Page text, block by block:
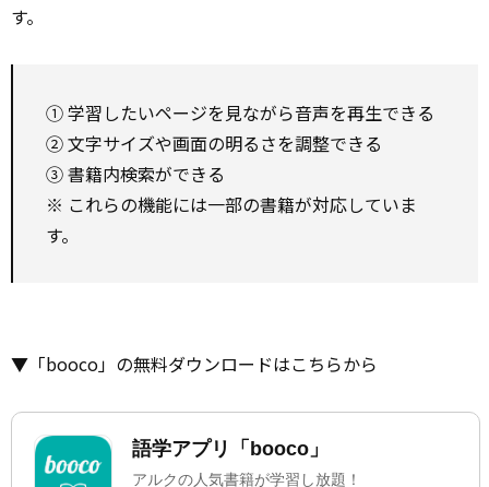
す。
① 学習したいページを見ながら音声を再生できる
② 文字サイズや画面の明るさを調整できる
③ 書籍内検索ができる
※ これらの機能には一部の書籍が対応していま
す。
▼「booco」の無料ダウンロードはこちらから